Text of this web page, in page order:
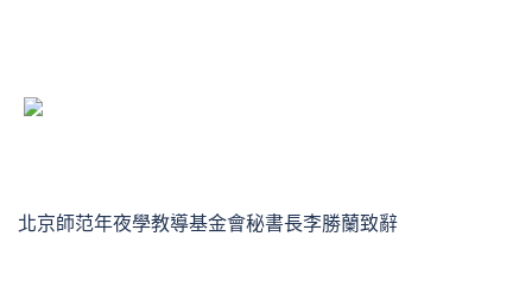
北京師范年夜學教導基金會秘書長李勝蘭致辭